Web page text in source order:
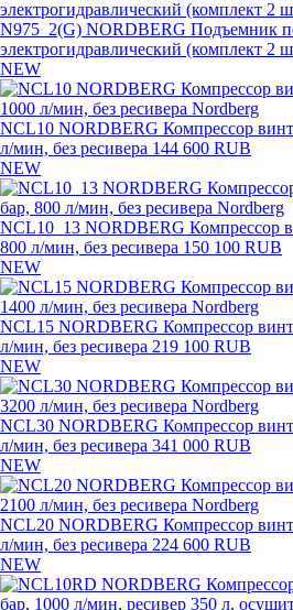
N975_2(G) NORDBERG Подъемник
электрогидравлический (комплект 2
NEW
NCL10 NORDBERG Компрессор
л/мин, без ресивера 144 600 RUB
NEW
NCL10_13 NORDBERG Компрессор
800 л/мин, без ресивера 150 100 RUB
NEW
NCL15 NORDBERG Компрессор
л/мин, без ресивера 219 100 RUB
NEW
NCL30 NORDBERG Компрессор
л/мин, без ресивера 341 000 RUB
NEW
NCL20 NORDBERG Компрессор
л/мин, без ресивера 224 600 RUB
NEW